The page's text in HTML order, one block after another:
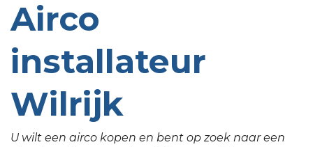
Airco
installateur
Wilrijk
U wilt een airco kopen en bent op zoek naar een